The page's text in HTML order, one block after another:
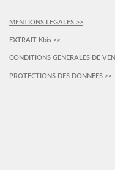
MENTIONS LEGALES >>
EXTRAIT Kbis >>
CONDITIONS GENERALES DE
PROTECTIONS DES DONNEES >>